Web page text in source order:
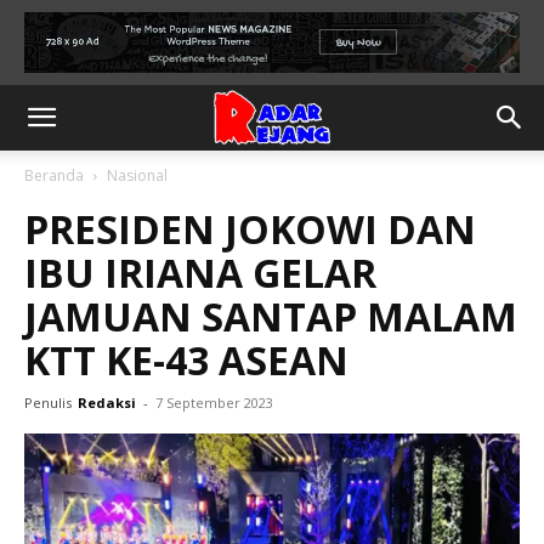
Beranda Nasional
PRESIDEN JOKOWI DAN
IBU IRIANA GELAR
JAMUAN SANTAP MALAM
KTT KE-43 ASEAN
Penulis Redaksi - 7 September 2023